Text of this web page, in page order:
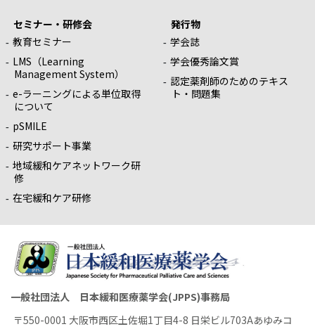
セミナー・研修会
教育セミナー
LMS（Learning
Management System）
e-ラーニングによる単位取得
について
pSMILE
研究サポート事業
地域緩和ケアネットワーク研
修
在宅緩和ケア研修
発行物
学会誌
学会優秀論文賞
認定薬剤師のためのテキス
ト・問題集
一般社団法人 日本緩和医療薬学会(JPPS)事務局
〒550-0001 大阪市西区土佐堀1丁目4-8 日栄ビル703Aあゆみコ